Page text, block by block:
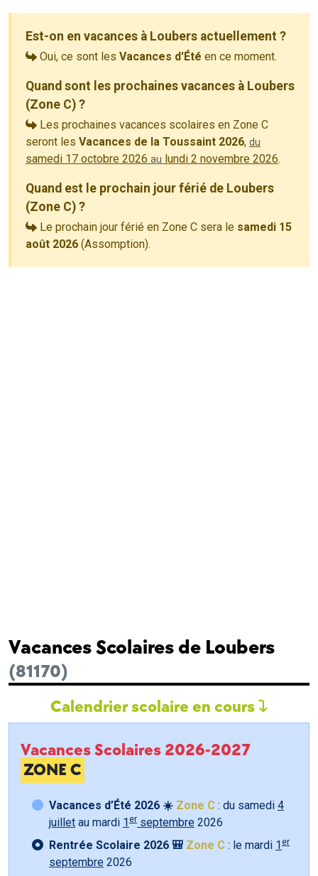
Est-on en vacances à Loubers actuellement ?
Oui, ce sont les Vacances d'Été en ce moment.
Quand sont les prochaines vacances à Loubers
(Zone C) ?
Les prochaines vacances scolaires en Zone C
seront les Vacances de la Toussaint 2026, du
samedi 17 octobre 2026 au lundi 2 novembre 2026.
Quand est le prochain jour férié de Loubers
(Zone C) ?
Le prochain jour férié en Zone C sera le samedi 15
août 2026 (Assomption).
Vacances Scolaires de Loubers
(81170)
Calendrier scolaire en cours
Vacances Scolaires 2026-2027
ZONE C
Vacances d’Été 2026 ☀️ Zone C : du samedi 4
juillet au mardi 1 er septembre 2026
Rentrée Scolaire 2026 🎒 Zone C : le mardi 1 er
septembre 2026